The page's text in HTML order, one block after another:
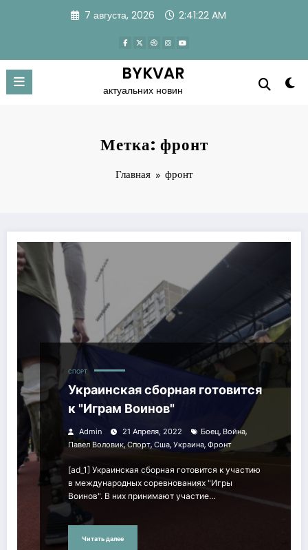
7 августа, 2026 2:41:23 AM
BYKVAR
актуальних новин
Метка: фронт
Главная фронт
СПОРТ
Украинская сборная готовится
к "Играм Воинов"
Admin 21 Апреля, 2022 Боец, Война,
Павел Воловик, Спорт, Сша, Украина, Фронт
[ad_1] Украинская сборная готовится к участию
в международных соревнованиях "Игры
Воинов". В них принимают участие…
Читать далее